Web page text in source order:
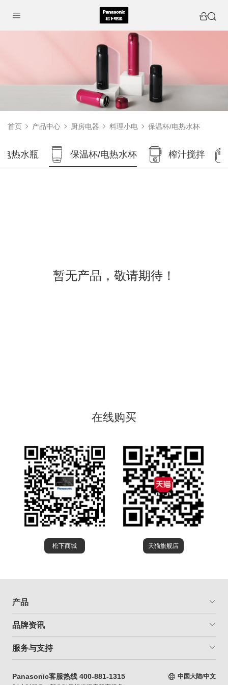
首页 产品中心 厨房电器 料理小电 保温杯/电热水杯
热水瓶 保温杯/电热水杯 榨汁搅拌
暂无产品，敬请期待！
在线购买
松下商城 天猫旗舰店
产品
品牌资讯
服务与支持
Panasonic客服热线 400-881-1315 中国大陆/中文